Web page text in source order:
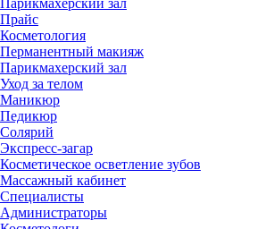
Парикмахерский зал
Прайс
Косметология
Перманентный макияж
Парикмахерский зал
Уход за телом
Маникюр
Педикюр
Солярий
Экспресс-загар
Косметическое осветление зубов
Массажный кабинет
Специалисты
Администраторы